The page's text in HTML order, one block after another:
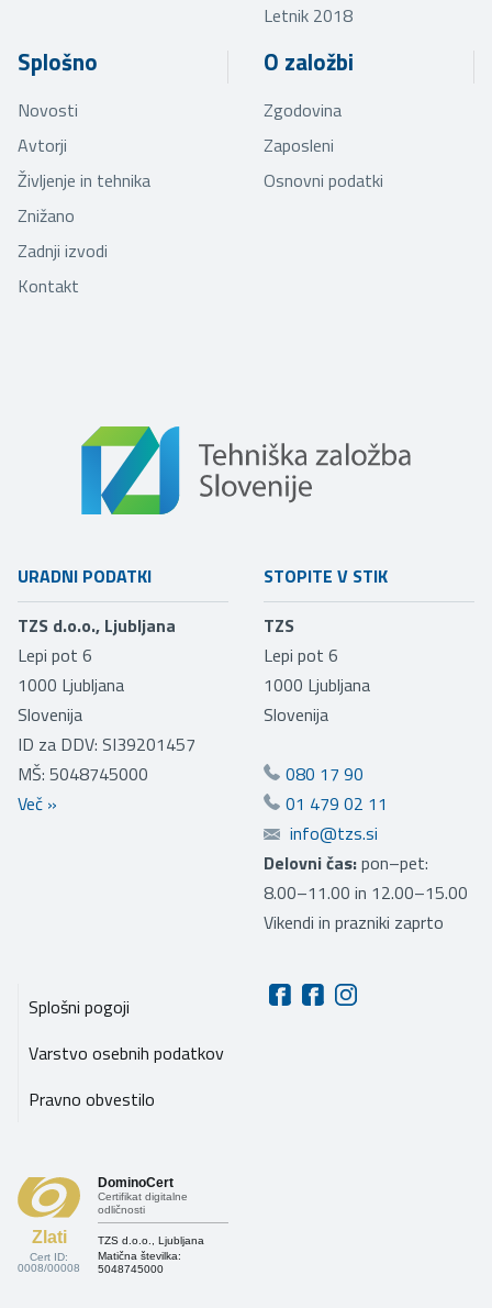
Letnik 2018
Splošno
Novosti
Avtorji
Življenje in tehnika
Znižano
Zadnji izvodi
Kontakt
O založbi
Zgodovina
Zaposleni
Osnovni podatki
URADNI PODATKI
TZS d.o.o., Ljubljana
Lepi pot 6
1000 Ljubljana
Slovenija
ID za DDV: SI39201457
MŠ: 5048745000
Več »
STOPITE V STIK
TZS
Lepi pot 6
1000 Ljubljana
Slovenija
080 17 90
01 479 02 11
info@tzs.si
Delovni čas:pon–pet:
8.00–11.00 in 12.00–15.00
Vikendi in prazniki zaprto
Splošni pogoji
Varstvo osebnih podatkov
Pravno obvestilo
Zlati
Cert ID:
0008/00008
DominoCert
Certifikat digitalne
odličnosti
TZS d.o.o., Ljubljana
Matična številka:
5048745000